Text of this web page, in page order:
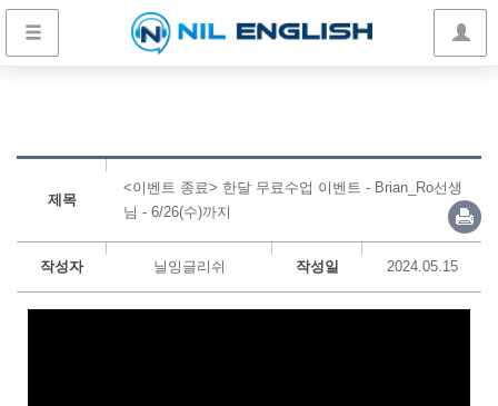
제목
<이벤트 종료> 한달 무료수업 이벤트 - Brian_Ro선생
님 - 6/26(수)까지
작성자 닐잉글리쉬 작성일 2024.05.15